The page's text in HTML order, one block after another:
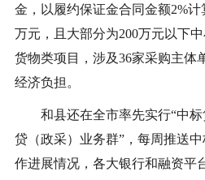
金，以履约保证金合同金额2%
万元，且大部分为200万元以下
货物类项目，涉及36家采购主体
经济负担。
和县还在全市率先实行“中标
贷（政采）业务群”，每周推送
作进展情况，各大银行和融资平